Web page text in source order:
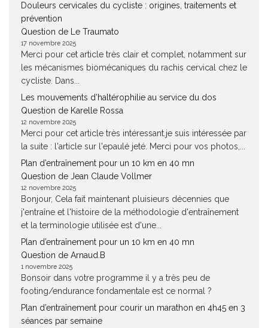
Douleurs cervicales du cycliste : origines, traitements et
prévention
Question de Le Traumato
17 novembre 2025
Merci pour cet article très clair et complet, notamment sur
les mécanismes biomécaniques du rachis cervical chez le
cycliste. Dans...
Les mouvements d’haltérophilie au service du dos
Question de Karelle Rossa
12 novembre 2025
Merci pour cet article très intéressant.je suis intéressée par
la suite : l'article sur l'epaulé jeté. Merci pour vos photos,...
Plan d’entraînement pour un 10 km en 40 mn
Question de Jean Claude Vollmer
12 novembre 2025
Bonjour, Cela fait maintenant pluisieurs décennies que
j'entraîne et l'histoire de la méthodologie d'entraînement
et la terminologie utilisée est d'une...
Plan d’entraînement pour un 10 km en 40 mn
Question de Arnaud.B
1 novembre 2025
Bonsoir dans votre programme il y a très peu de
footing/endurance fondamentale est ce normal ?
Plan d’entraînement pour courir un marathon en 4h45 en 3
séances par semaine